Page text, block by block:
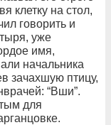
клетку на стол,
говорить и
уже
имя,
начальника
зачахшую птицу,
“Вши”.
для